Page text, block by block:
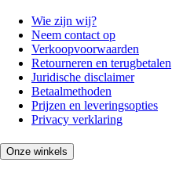
Wie zijn wij?
Neem contact op
Verkoopvoorwaarden
Retourneren en terugbetalen
Juridische disclaimer
Betaalmethoden
Prijzen en leveringsopties
Privacy verklaring
Onze winkels